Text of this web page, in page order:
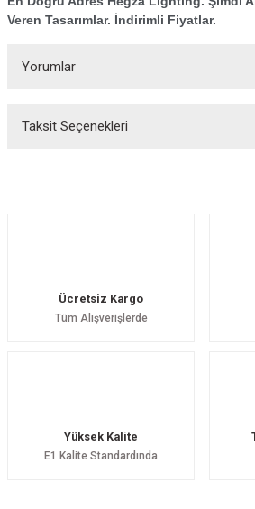
Veren Tasarımlar. İndirimli Fiyatlar.
Yorumlar
Taksit Seçenekleri
Ücretsiz Kargo
Tüm Alışverişlerde
Yüksek Kalite
E1 Kalite Standardında